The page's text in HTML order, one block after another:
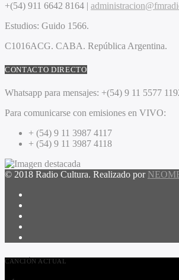
+(54) 911 6642 8164 |
Estudios: Guido 1566.
C1016ACG. CABA. República Argentina.
CONTACTO DIRECTO
Whatsapp para mensajes: +(54) 9 11 5577
Para comunicarse con emisiones en VIVO:
+ (54) 9 11 3987 4117
+ (54) 9 11 3987 4118
© 2018 Radio Cultura. Realizado por
CANCIÓN ACTUAL